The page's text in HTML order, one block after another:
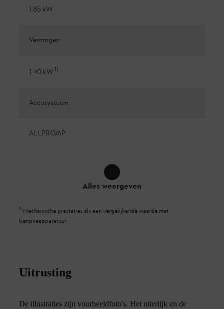
1.85 kW
Vermogen
1.40 kW1)
Accusysteem
ALLPRO/AP
Alles weergeven
1) Mechanische prestaties als een vergelijkende waarde met
benzineapparatuur
Uitrusting
De illustraties zijn voorbeeldfoto's. Het uiterlijk en de